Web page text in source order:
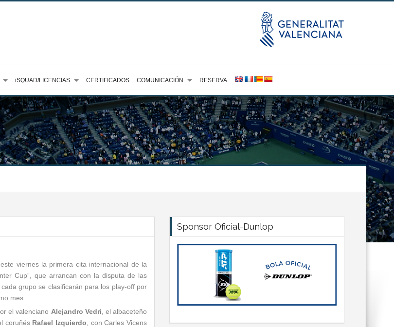
iSQUAD/LICENCIAS CERTIFICADOS COMUNICACIÓN RESERVA
viernes la primera cita internacional de la
Cup”, que arrancan con la disputa de las
grupo se clasificarán para los play-off por
mes.
el valenciano Alejandro Vedri , el albaceteño
coruñés Rafael Izquierdo , con Carles Vicens
Sponsor Oficial-Dunlop